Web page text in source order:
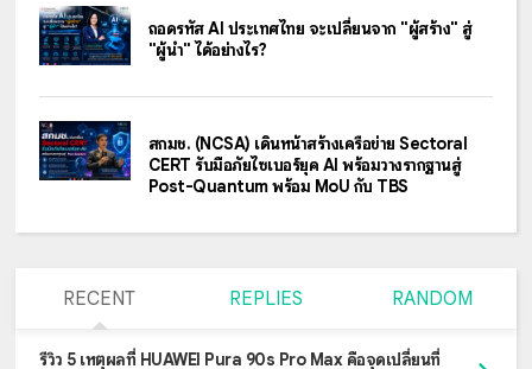
ถอดรหัส AI ประเทศไทย จะเปลี่ยนจาก "ผู้สร้าง" สู่
"ผู้นำ" ได้อย่างไร?
สกมช. (NCSA) เดินหน้าสร้างเครือข่าย Sectoral
CERT รับมือภัยไซเบอร์ยุค AI พร้อมวางรากฐานสู่
Post-Quantum พร้อม MoU กับ TBS
RECENT REPLIES RANDOM
รีวิว 5 เหตุผลที่ HUAWEI Pura 90s Pro Max คือจุดเปลี่ยนที่